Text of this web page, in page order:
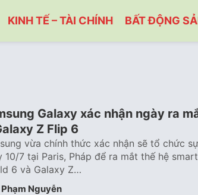
KINH TẾ – TÀI CHÍNH BẤT ĐỘNG
Galaxy xác nhận ngày ra
Z Flip 6
vừa chính thức xác nhận sẽ tổ chức
10/7 tại Paris, Pháp để ra mắt thế hệ
6 và Galaxy Z…
Phạm Nguyễn